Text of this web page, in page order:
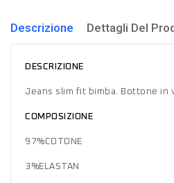
Descrizione Dettagli Del
DESCRIZIONE
Jeans slim fit bimba. Bottone in
COMPOSIZIONE
97%COTONE
3%ELASTAN